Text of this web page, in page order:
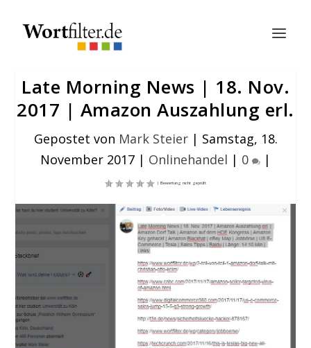
Late Morning News | 18. Nov.
2017 | Amazon Auszahlung erl.
Gepostet von Mark Steier| Samstag, 18.
November 2017 | Onlinehandel | 0 |